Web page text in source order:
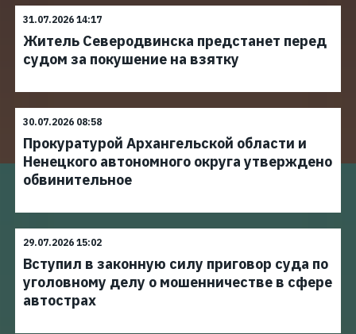
31.07.2026 14:17
Житель Северодвинска предстанет перед
судом за покушение на взятку
30.07.2026 08:58
Прокуратурой Архангельской области и
Ненецкого автономного округа утверждено
обвинительное
29.07.2026 15:02
Вступил в законную силу приговор суда по
уголовному делу о мошенничестве в сфере
автострах